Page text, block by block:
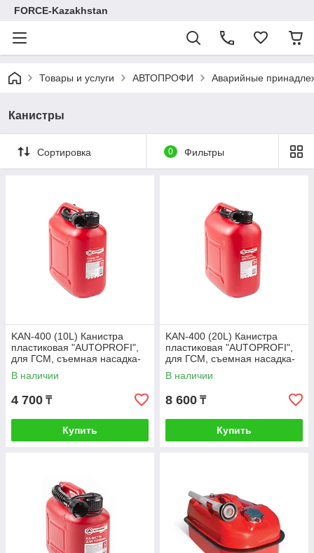
FORCE-Kazakhstan
Товары и услуги АВТОПРОФИ Аварийные
Канистры
Сортировка 0 Фильтры
KAN-400 (10L) Канистра
пластиковая "AUTOPROFI",
для ГСМ, съемная насадка-
лейка 10 литров
В наличии
4 700 ₸
Купить
KAN-400 (20L) Канистра
пластиковая "AUTOPROFI",
для ГСМ, съемная насадка-
лейка 20 литров
В наличии
8 600 ₸
Купить